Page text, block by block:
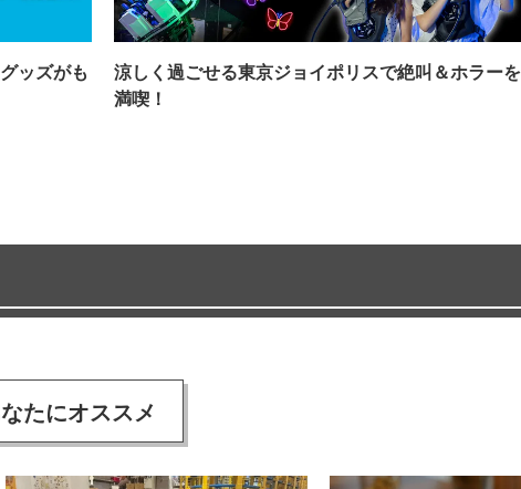
ッズがも
涼しく過ごせる東京ジョイポリスで絶叫＆ホラーを
満喫！
たにオススメ